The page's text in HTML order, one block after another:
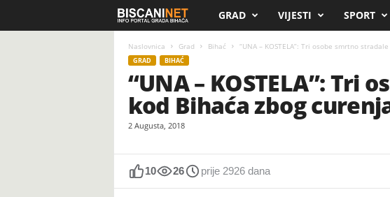
i
s
c
n
GRAD VIJESTI SPORT
Naslovnica Grad Bihać “UNA – KOSTELA”: Tri osobe smrtno
GRAD BIHAĆ
“UNA – KOSTELA”:
kod Bihaća zbog
2 Augusta, 2018
10 26 prije 2926 dana